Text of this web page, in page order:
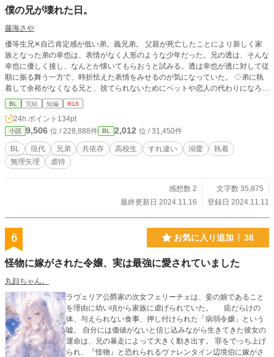
僕の兄が壊れた日。
藤海さや
優等生兄✕自己肯定感が低い弟。義兄弟。 父親が死亡したことにより新しく家
族となった弟の幸也は、表情がなく人形のような少年だった。兄の透は、そんな
幸也に優しく接し、なんとか懐いてもらおうと試みる。透は幸也が透に対して従
順に振る舞う一方で、時折怯えた表情をみせるのが気になっていた。 ◇弟に執
着して余裕がなくなる兄と、捨てられないためにペットや恋人の代わりになろう
とする弟の話。 ◇兄→弟に視点が変わります。小学生→高校生まで。本人たち
にとっては一応ハッピーエンド。 ◇冒頭からR18。無理矢理、児童虐待描写が
あります。ざまあ要素はありません。 ◇ムーンライトノベルズにも投稿してま
す。
BL 完結 短編 R18
24h.ポイント 134pt
小説 9,506 位 / 228,888件 BL 2,012 位 / 31,450件
BL 現代 兄弟 共依存 高校生 すれ違い 溺愛
執着
無理矢理
虐待
感想数 2
文字数 35,875
最終更新日 2024.11.16
登録日 2024.11.11
6 お気に入り追加 38
怪物に嫁がされた令嬢、実は最強に愛されていました
丸顔ちゃん。
ラヴェリア公爵家の次女フェリーチェは、妾の娘であること
を理由に幼い頃から家族に虐げられていた。 痣だらけの
体、与えられない食事、押し付けられた「病弱令嬢」という
嘘。 自分には価値がないと信じ込みながら生きてきた彼女の
運命は、兄の暴走によって大きく動き出す。 罪をでっち上げ
られ、『怪物』と恐れられるヴァレンタイン辺境伯に嫁がさ